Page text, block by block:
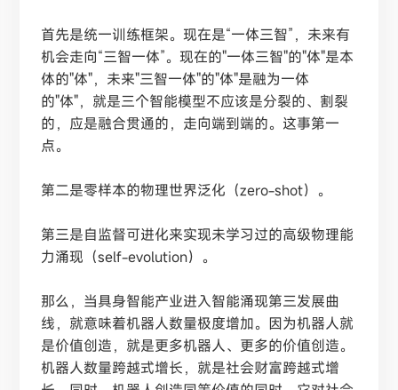
首先是统一训练框架。现在是“一体三智”，未来有
机会走向“三智一体”。现在的"一体三智"的"体"是本
体的"体"，未来"三智一体"的"体"是融为一体
的"体"，就是三个智能模型不应该是分裂的、割裂
的，应是融合贯通的，走向端到端的。这事第一
点。
第二是零样本的物理世界泛化（zero-shot）。
第三是自监督可进化来实现未学习过的高级物理能
力涌现（self-evolution）。
那么，当具身智能产业进入智能涌现第三发展曲
线，就意味着机器人数量极度增加。因为机器人就
是价值创造，就是更多机器人、更多的价值创造。
机器人数量跨越式增长，就是社会财富跨越式增